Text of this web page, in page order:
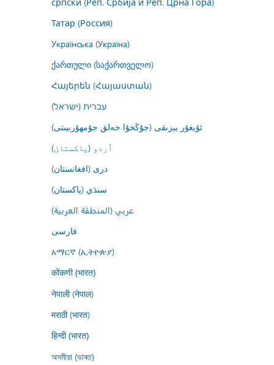
Татар (Россия)
Українська (Україна)
ქართული (საქართველო)
Հայերեն (Հայաստան)
עברית (ישראל)
ئۇيغۇر يېزىقى (جۇڭخۇا خەلق جۇمھۇرىيىتى)
اُردو (پاکستان)
درى (افغانستان)
سنڌي (پاکستان)
عربي (المنطقة العربية)
فارسى
አማርኛ (ኢትዮጵያ)
कोंकणी (भारत)
नेपाली (नेपाल)
मराठी (भारत)
हिन्दी (भारत)
অসমীয়া (ভাৰত)